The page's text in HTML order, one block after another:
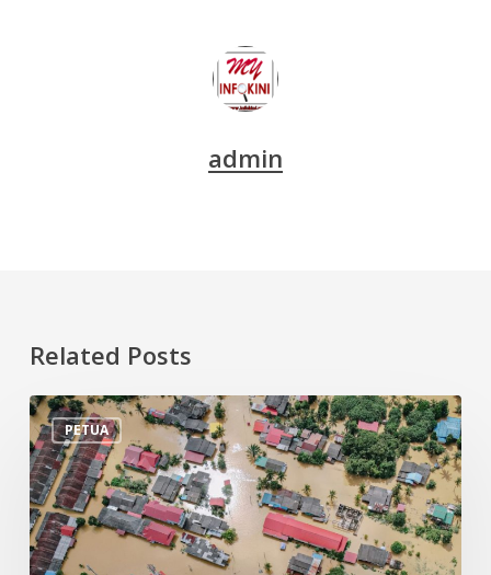
admin
Related Posts
PETUA
Tips
Persiapan
Menghadapi
Banjir